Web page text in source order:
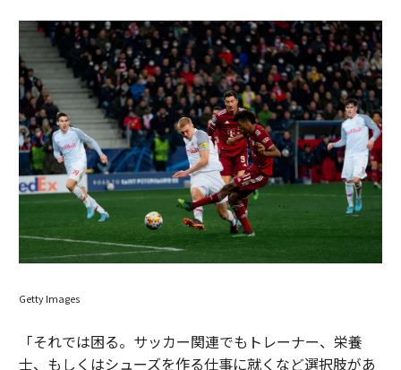
Getty Images
「それでは困る。サッカー関連でもトレーナー、栄養
士、もしくはシューズを作る仕事に就くなど選択肢があ